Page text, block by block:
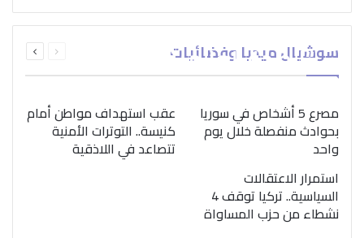
سوشيال ميديا وفضائيات الصفحةالصفحة
بمناسبة اليوم الدولي..
“الصحة العالمية” تؤكد
ضرورة اتباع نهج متكامل
لمواجهة إدمان المخدرات
مصرع 5 أشخاص في سوريا
بحوادث منفصلة خلال يوم
واحد
عقب استهداف مواطن أمام
كنيسة.. التوترات الأمنية
تتصاعد في اللاذقية
استمرار الاعتقالات
السياسية.. تركيا توقف 4
نشطاء من حزب المساواة